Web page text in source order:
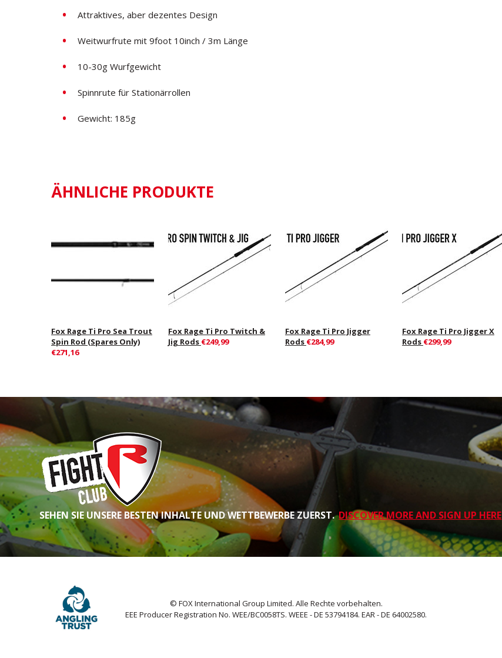
Attraktives, aber dezentes Design
Weitwurfrute mit 9foot 10inch / 3m Länge
10-30g Wurfgewicht
Spinnrute für Stationärrollen
Gewicht: 185g
ÄHNLICHE PRODUKTE
Fox Rage Ti Pro Sea Trout
Spin Rod (Spares Only)
€271,16
Fox Rage Ti Pro Twitch &
Jig Rods €249,99
Fox Rage Ti Pro Jigger
Rods €284,99
Fox Rage Ti Pro Jigger X
Rods €299,99
SEHEN SIE UNSERE BESTEN INHALTE UND WETTBEWERBE ZUERST.DISCOVER MORE AND SIGN UP HERE
© FOX International Group Limited. Alle Rechte vorbehalten.
EEE Producer Registration No. WEE/BC0058TS. WEEE - DE 53794184. EAR - DE 64002580.